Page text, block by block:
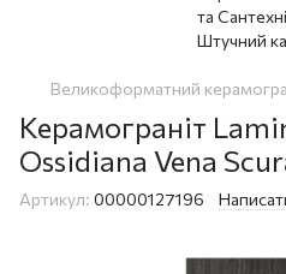
Великоформатний
Керамограніт
Ossidiana Vena
Артикул: 00000127196